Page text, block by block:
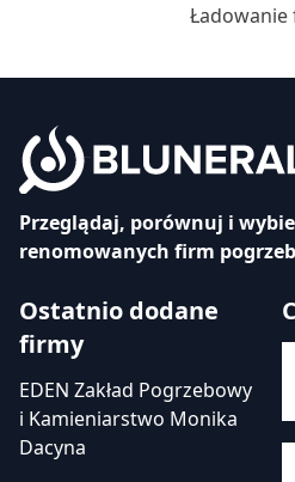
Ładowanie
Przeglądaj, porównuj i
renomowanych firm
Ostatnio dodane
firmy
EDEN Zakład Pogrzebowy
i Kamieniarstwo Monika
Dacyna